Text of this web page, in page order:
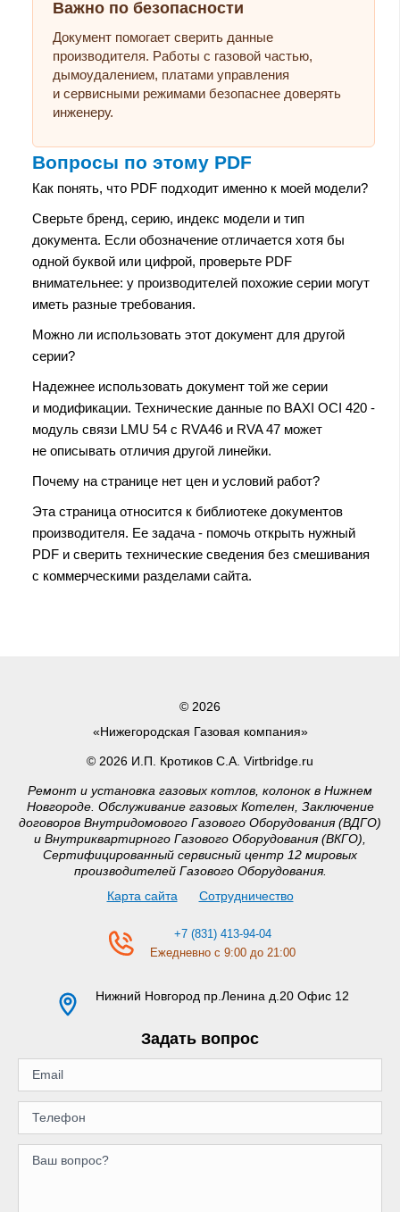
Важно по безопасности
Документ помогает сверить данные
производителя. Работы с газовой частью,
дымоудалением, платами управления
и сервисными режимами безопаснее доверять
инженеру.
Вопросы по этому PDF
Как понять, что PDF подходит именно к моей модели?
Сверьте бренд, серию, индекс модели и тип
документа. Если обозначение отличается хотя бы
одной буквой или цифрой, проверьте PDF
внимательнее: у производителей похожие серии могут
иметь разные требования.
Можно ли использовать этот документ для другой
серии?
Надежнее использовать документ той же серии
и модификации. Технические данные по BAXI OCI 420 -
модуль связи LMU 54 c RVA46 и RVA 47 может
не описывать отличия другой линейки.
Почему на странице нет цен и условий работ?
Эта страница относится к библиотеке документов
производителя. Ее задача - помочь открыть нужный
PDF и сверить технические сведения без смешивания
с коммерческими разделами сайта.
© 2026
«Нижегородская Газовая компания»
© 2026 И.П. Кротиков С.А. Virtbridge.ru
Ремонт и установка газовых котлов, колонок в Нижнем
Новгороде. Обслуживание газовых Котелен, Заключение
договоров Внутридомового Газового Оборудования (ВДГО)
и Внутриквартирного Газового Оборудования (ВКГО),
Сертифицированный сервисный центр 12 мировых
производителей Газового Оборудования.
Карта сайта
Сотрудничество
+7 (831) 413-94-04
Ежедневно с 9:00 до 21:00
Нижний Новгород пр.Ленина д.20 Офис 12
Задать вопрос